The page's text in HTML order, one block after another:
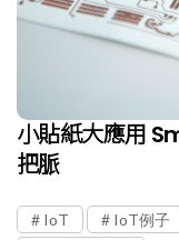
小貼紙大應用
把脈
IoT IoT例子